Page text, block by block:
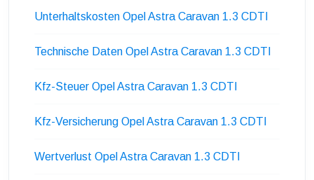
Unterhaltskosten Opel Astra Caravan 1.3 CDTI
Technische Daten Opel Astra Caravan 1.3 CDTI
Kfz-Steuer Opel Astra Caravan 1.3 CDTI
Kfz-Versicherung Opel Astra Caravan 1.3 CDTI
Wertverlust Opel Astra Caravan 1.3 CDTI